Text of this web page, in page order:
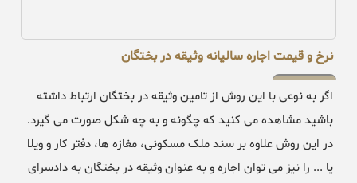
نرخ و قیمت اجاره سالیانه وثیقه در بختگان
اگر به نوعی با این روش از تامین وثیقه در بختگان ارتباط داشته
باشید مشاهده می کنید که چگونه و به چه شکل صورت می گیرد.
در این روش علاوه بر سند ملک مسکونی، مغازه ها، دفتر کار و ویلا
یا ... را نیز می توان اجاره و به عنوان وثیقه در بختگان به دادسرای